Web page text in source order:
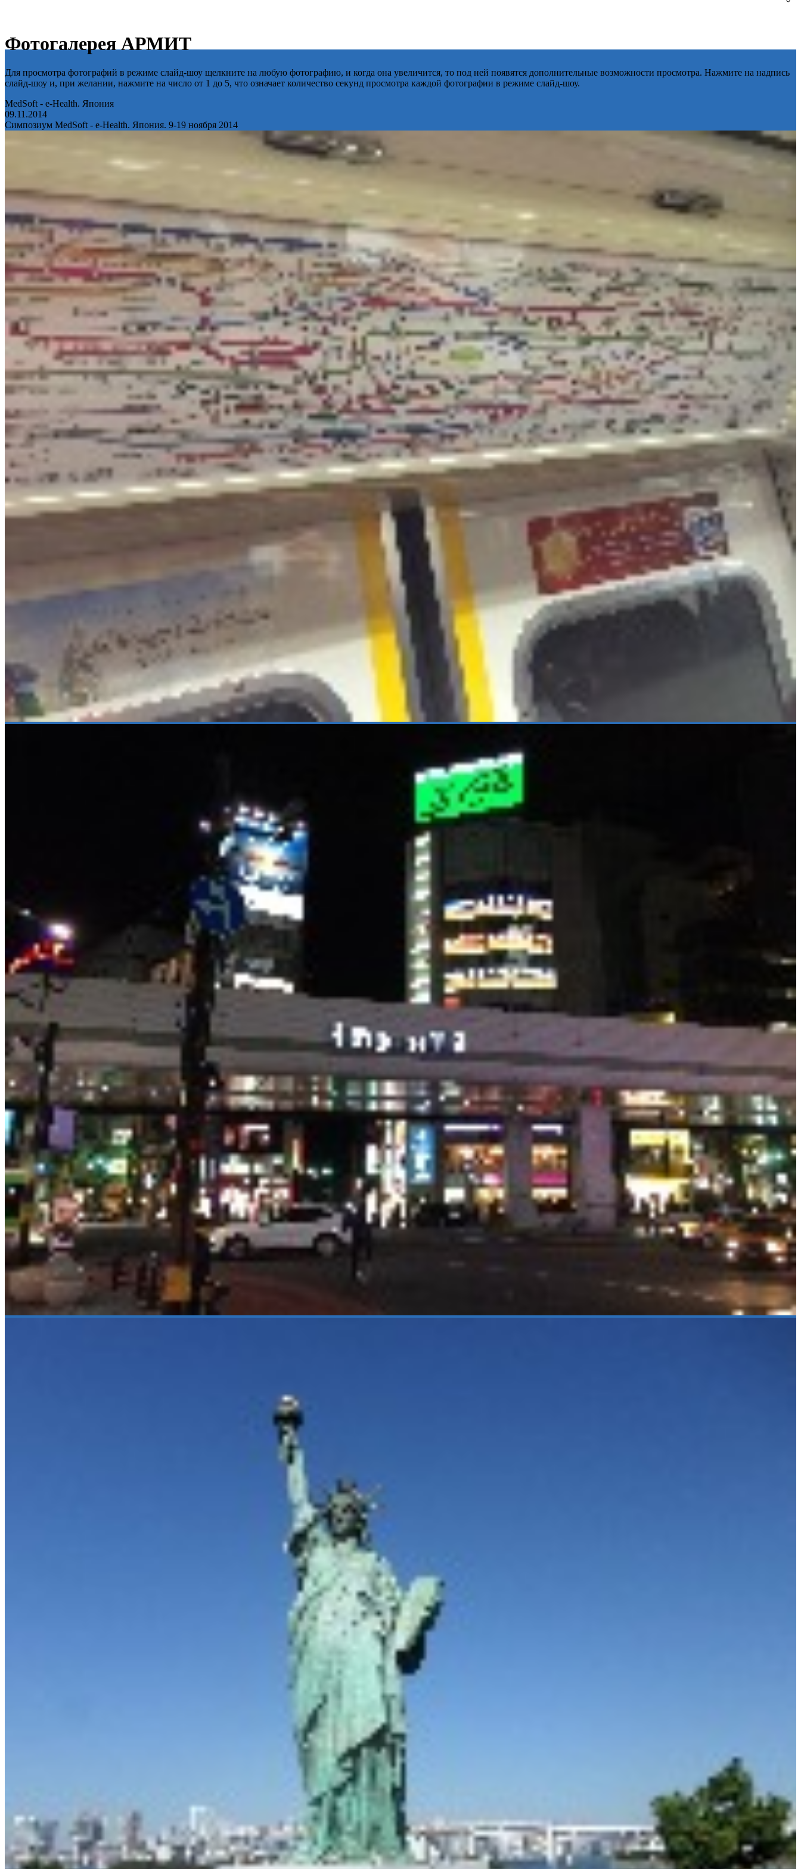
Фотогалерея АРМИТ
Для просмотра фотографий в режиме слайд-шоу щелкните на любую фотографию, и когда она увеличится, то под ней появятся дополнительные возможности просмотра. Нажмите на надпись
слайд-шоу и, при желании, нажмите на число от 1 до 5, что означает количество секунд просмотра каждой фотографии в режиме слайд-шоу.
MedSoft - e-Health. Япония
09.11.2014
Симпозиум MedSoft - e-Health. Япония. 9-19 ноября 2014